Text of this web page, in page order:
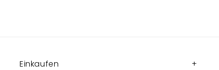
Einkaufen